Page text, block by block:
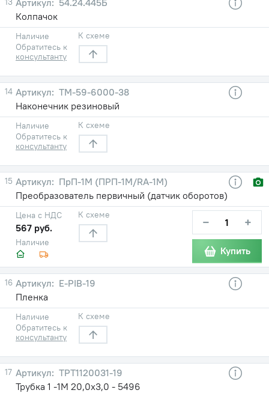
Колпачок
Наличие
Обратитесь к
консультанту
К схеме
14
ТМ-59-6000-38
Наконечник резиновый
Наличие
Обратитесь к
консультанту
К схеме
15
ПрП-1М (ПРП-1М/RA-1M)
Преобразователь первичный (датчик оборотов)
Наличие
Цена с НДС
567 руб.
К схеме − +
Купить
16
E-PIB-19
Пленка
Наличие
Обратитесь к
консультанту
К схеме
17
ТРТ1120031-19
Трубка 1 -1М 20,0х3,0 - 5496